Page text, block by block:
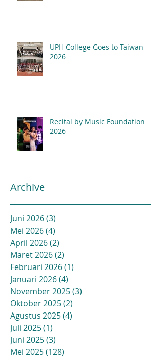
UPH College Goes to Taiwan
2026
Recital by Music Foundation
2026
Archive
Juni 2026(3)
Mei 2026(4)
April 2026(2)
Maret 2026(2)
Februari 2026(1)
Januari 2026(4)
November 2025(3)
Oktober 2025(2)
Agustus 2025(4)
Juli 2025(1)
Juni 2025(3)
Mei 2025(128)